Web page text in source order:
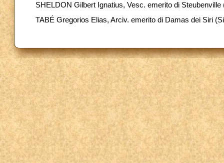
SHELDON Gilbert Ignatius, Vesc. emerito di Steubenville
TABÉ Gregorios Elias, Arciv. emerito di Damas dei Siri